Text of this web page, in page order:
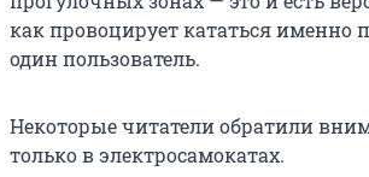
как провоцирует кататься
один пользователь.
Некоторые читатели обратили
только в электросамокатах.